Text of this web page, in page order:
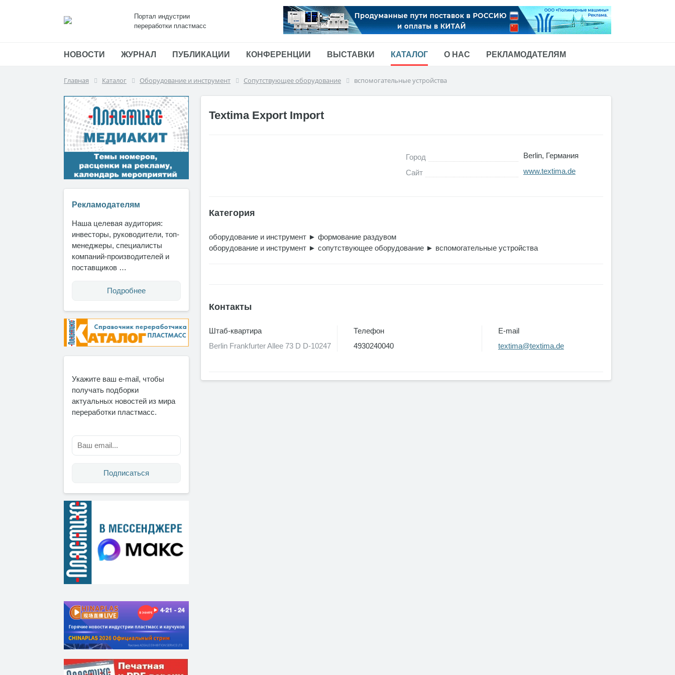
Портал индустрии
переработки пластмасс
НОВОСТИ ЖУРНАЛ ПУБЛИКАЦИИ КОНФЕРЕНЦИИ ВЫСТАВКИ КАТАЛОГ О НАС РЕКЛАМОДАТЕЛЯМ
Главная Каталог Оборудование и инструмент Сопутствующее оборудование вспомогательные устройства
Рекламодателям
Наша целевая аудитория:
инвесторы, руководители, топ-
менеджеры, специалисты
компаний-производителей и
поставщиков …
Подробнее
Укажите ваш e-mail, чтобы
получать подборки
актуальных новостей из мира
переработки пластмасс.
Подписаться
Textima Export Import
Город
Berlin, Германия
Сайт
www.textima.de
Категория
оборудование и инструмент ► формование раздувом
оборудование и инструмент ► сопутствующее оборудование ► вспомогательные устройства
Контакты
Штаб-квартира
Berlin Frankfurter Allee 73 D D-10247
Телефон
4930240040
E-mail
textima@textima.de